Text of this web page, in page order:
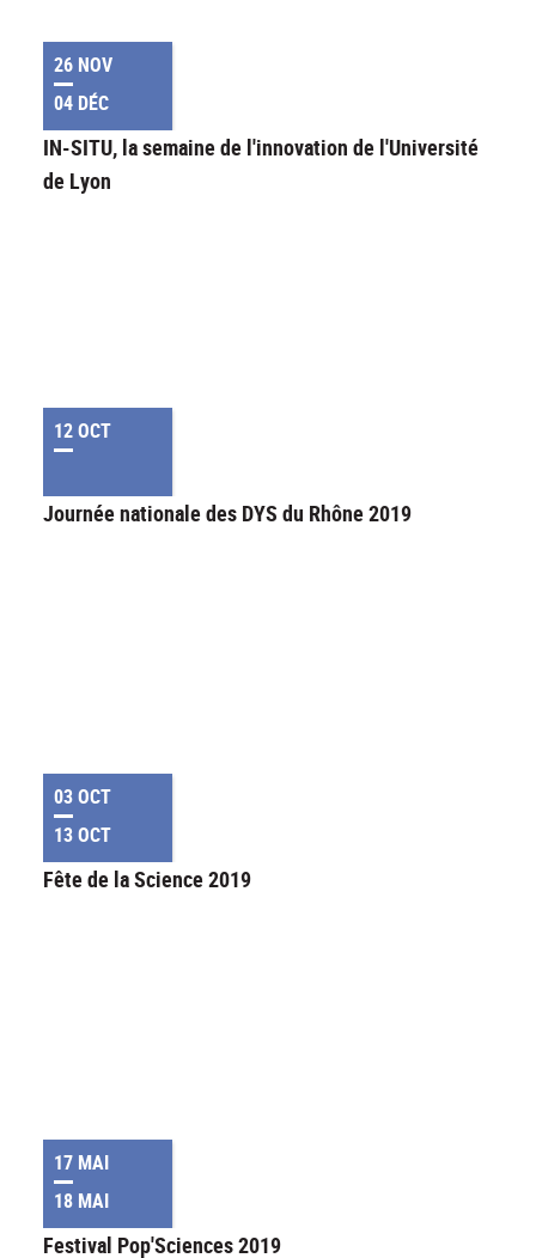
26 NOV
04 DÉC
IN-SITU, la semaine de l'innovation de l'Université
de Lyon
12 OCT
Journée nationale des DYS du Rhône 2019
03 OCT
13 OCT
Fête de la Science 2019
17 MAI
18 MAI
Festival Pop'Sciences 2019